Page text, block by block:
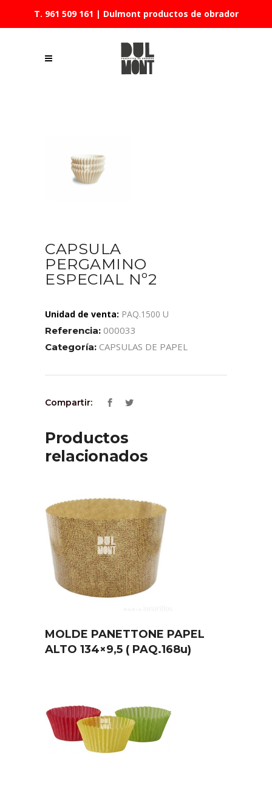
T. 961 509 161 | Dulmont productos de obrador
CAPSULA
PERGAMINO
ESPECIAL Nº2
Unidad de venta: PAQ.1500 U
Referencia: 000033
Categoría: CAPSULAS DE PAPEL
Compartir:
Productos
relacionados
MOLDE PANETTONE PAPEL
ALTO 134×9,5 ( PAQ.168u)